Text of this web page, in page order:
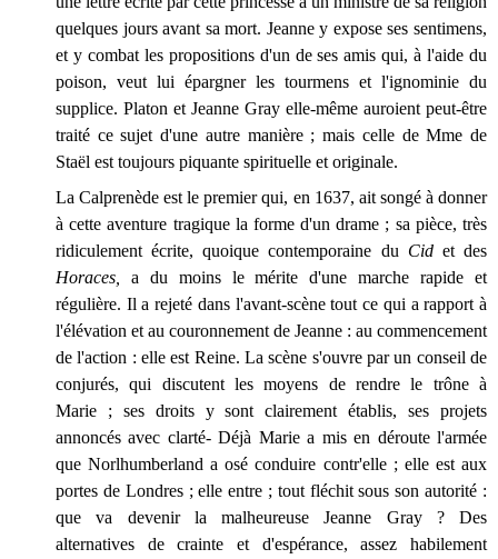
quelques jours avant sa mort. Jeanne y expose ses sentimens,
et y combat les propositions d'un de ses amis qui, à l'aide du
poison, veut lui épargner les tourmens et l'ignominie du
supplice. Platon et Jeanne Gray elle-même auroient peut-être
traité ce sujet d'une autre manière ; mais celle de Mme de
Staël est toujours piquante spirituelle et originale.
La Calprenède est le premier qui, en 1637, ait songé à donner
à cette aventure tragique la forme d'un drame ; sa pièce, très
ridiculement écrite, quoique contemporaine du Cidet des
Horaces,
a du moins le mérite d'une marche rapide et
régulière. Il a rejeté dans l'avant-scène tout ce qui a rapport à
l'élévation et au couronnement de Jeanne : au commencement
de l'action : elle est Reine. La scène s'ouvre par un conseil de
conjurés, qui discutent les moyens de rendre le trône à
Marie ; ses droits y sont clairement établis, ses projets
annoncés avec clarté- Déjà Marie a mis en déroute l'armée
que Norlhumberland a osé conduire contr'elle ; elle est aux
portes de Londres ; elle entre ; tout fléchit sous son autorité :
que va devenir la malheureuse Jeanne Gray ? Des
alternatives de crainte et d'espérance, assez habilement